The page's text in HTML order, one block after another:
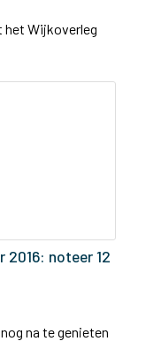
het Wijkoverleg
2016: noteer 12
na te genieten